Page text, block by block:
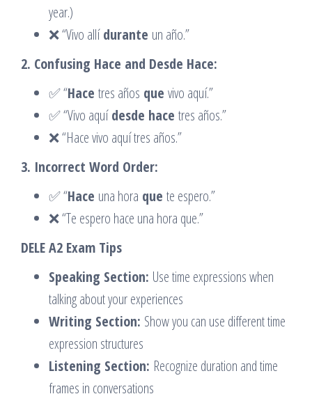
year.)
❌ “Vivo allídurante un año.”
2. Confusing Hace and Desde Hace:
✅ “Hace tres años que vivo aquí.”
✅ “Vivo aquídesde hace tres años.”
❌ “Hace vivo aquí tres años.”
3. Incorrect Word Order:
✅ “Hace una hora que te espero.”
❌ “Te espero hace una hora que.”
DELE A2 Exam Tips
Speaking Section: Use time expressions when
talking about your experiences
Writing Section: Show you can use different time
expression structures
Listening Section: Recognize duration and time
frames in conversations